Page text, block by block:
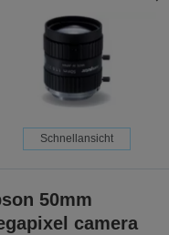
Schnellansicht
50mm
camera